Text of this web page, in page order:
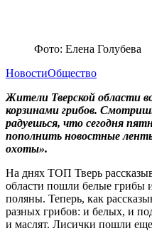
Фото: Елена Голубева
НовостиОбщество
Жители Тверской области
корзинами грибов.
радуешься, что сегодня
пополнить новостные
охоты».
На днях ТОП Тверь
области пошли белые грибы
поляны. Теперь, как
разных грибов: и белых, и
и маслят. Лисички пошли